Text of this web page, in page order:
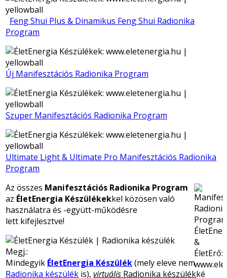
Feng Shui Plus & Dinamikus Feng Shui Radionika
Program
Új Manifesztációs Radionika Program
Szuper Manifesztációs Radionika Program
Ultimate Light & Ultimate Pro Manifesztációs Radionika
Program
Az összes Manifesztációs Radionika Program
az ÉletEnergia Készülékekkel közösen való
használatra és -együtt-működésre
lett kifejlesztve!
Megj.:
Mindegyik ÉletEnergia Készülék(mely eleve nem
Radionika készülék is), virtuális Radionika készülékké